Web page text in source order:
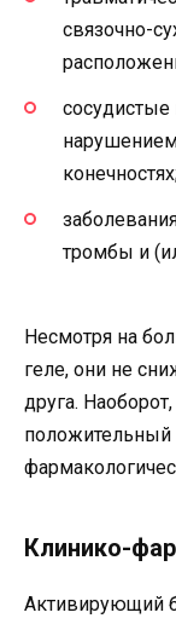
связочно-
тромбы и
Несмотря на
геле, они не
друга.
положительный
Клинико-
Активирующий